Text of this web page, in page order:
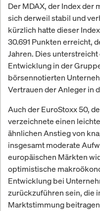
Der MDAX, der Index
sich derweil stabil und
kürzlich hatte dieser
30.691 Punkten erreicht,
Jahren. Dies
Entwicklung in der
börsennotierten
Vertrauen der Anleger in
Auch der EuroStoxx 50,
verzeichnete einen
ähnlichen Anstieg von
insgesamt moderate
europäischen Märkten
optimistische
Entwicklung bei
zurückzuführen sein, die
Marktstimmung